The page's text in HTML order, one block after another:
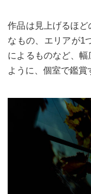
作品は見上げるほど
なもの、エリアが1
によるものなど、
ように、個室で鑑賞